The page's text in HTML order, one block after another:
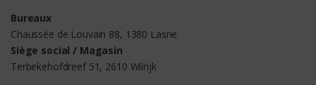
Bureaux
Chaussée de Louvain 88, 1380 Lasne
Siège social / Magasin
Terbekehofdreef 51, 2610 Wilrijk